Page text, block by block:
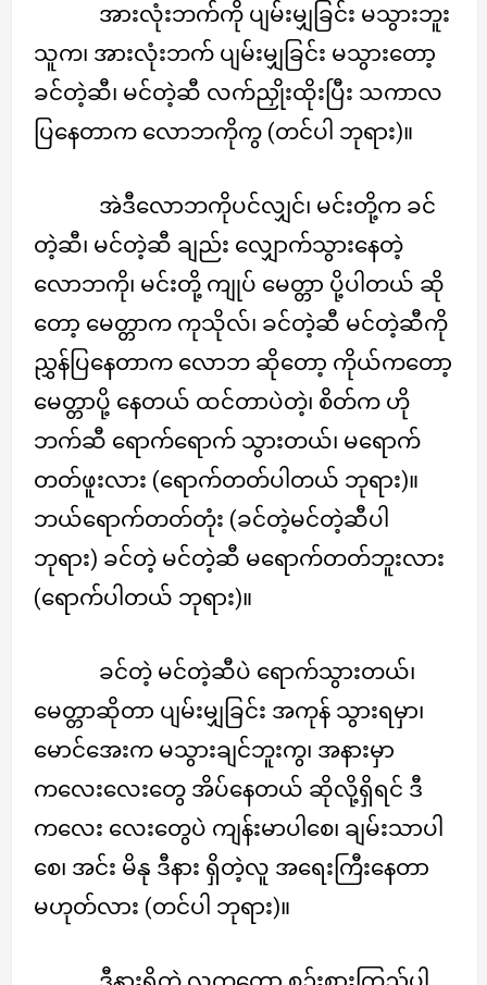
အားလုံးဘက်ကို ပျမ်းမျှခြင်း မသွားဘူး
သူက၊ အားလုံးဘက် ပျမ်းမျှခြင်း မသွားတော့
ခင်တဲ့ဆီ၊ မင်တဲ့ဆီ လက်ညှိုးထိုးပြီး သကာလ
ပြနေတာက လောဘကိုကွ (တင်ပါ ဘုရား)။
အဲဒီလောဘကိုပင်လျှင်၊ မင်းတို့က ခင်
တဲ့ဆီ၊ မင်တဲ့ဆီ ချည်း လျှောက်သွားနေတဲ့
လောဘကို၊ မင်းတို့ ကျုပ် မေတ္တာ ပို့ပါတယ် ဆို
တော့ မေတ္တာက ကုသိုလ်၊ ခင်တဲ့ဆီ မင်တဲ့ဆီကို
ညွှန်ပြနေတာက လောဘ ဆိုတော့ ကိုယ်ကတော့
မေတ္တာပို့ နေတယ် ထင်တာပဲတဲ့၊ စိတ်က ဟို
ဘက်ဆီ ရောက်ရောက် သွားတယ်၊ မရောက်
တတ်ဖူးလား (ရောက်တတ်ပါတယ် ဘုရား)။
ဘယ်ရောက်တတ်တုံး (ခင်တဲ့မင်တဲ့ဆီပါ
ဘုရား) ခင်တဲ့ မင်တဲ့ဆီ မရောက်တတ်ဘူးလား
(ရောက်ပါတယ် ဘုရား)။
ခင်တဲ့ မင်တဲ့ဆီပဲ ရောက်သွားတယ်၊
မေတ္တာဆိုတာ ပျမ်းမျှခြင်း အကုန် သွားရမှာ၊
မောင်အေးက မသွားချင်ဘူးကွ၊ အနားမှာ
ကလေးလေးတွေ အိပ်နေတယ် ဆိုလို့ရှိရင် ဒီ
ကလေး လေးတွေပဲ ကျန်းမာပါစေ၊ ချမ်းသာပါ
စေ၊ အင်း မိနု ဒီနား ရှိတဲ့လူ အရေးကြီးနေတာ
မဟုတ်လား (တင်ပါ ဘုရား)။